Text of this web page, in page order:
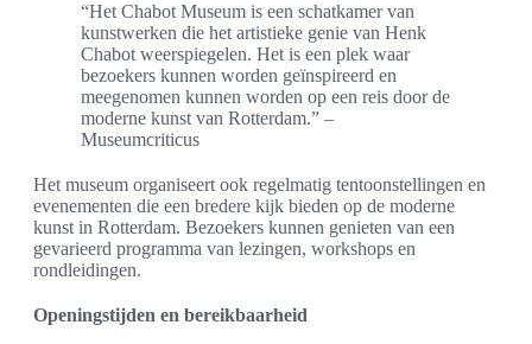
“Het Chabot Museum is een schatkamer van
kunstwerken die het artistieke genie van Henk
Chabot weerspiegelen. Het is een plek waar
bezoekers kunnen worden geïnspireerd en
meegenomen kunnen worden op een reis door de
moderne kunst van Rotterdam.” –
Museumcriticus
Het museum organiseert ook regelmatig tentoonstellingen en
evenementen die een bredere kijk bieden op de moderne
kunst in Rotterdam. Bezoekers kunnen genieten van een
gevarieerd programma van lezingen, workshops en
rondleidingen.
Openingstijden en bereikbaarheid